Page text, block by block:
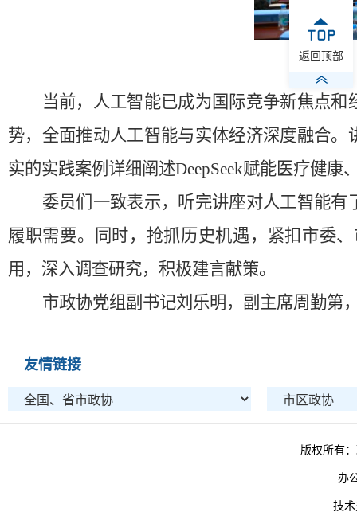
当前，人工智能已成为国际竞争新焦点
势，全面推动人工智能与实体经济深度融合
实的实践案例详细阐述DeepSeek赋能医疗健康
委员们一致表示，听完讲座对人工智能
履职需要。同时，抢抓历史机遇，紧扣市委
用，深入调查研究，积极建言献策。
市政协党组副书记刘乐明，副主席周勤第
返回顶部
友情链接
版权所有
办
技